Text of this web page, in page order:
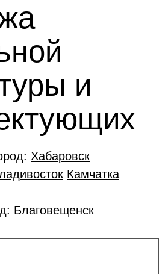
и
Хабаровск
Камчатка
Благовещенск